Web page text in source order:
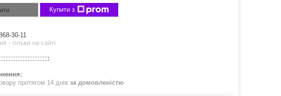
Купити з
30-11
- тільки на сайті
протягом 14 днів за домовленістю